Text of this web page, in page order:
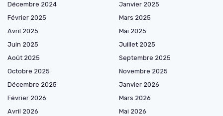
Décembre 2024
Janvier 2025
Février 2025
Mars 2025
Avril 2025
Mai 2025
Juin 2025
Juillet 2025
Août 2025
Septembre 2025
Octobre 2025
Novembre 2025
Décembre 2025
Janvier 2026
Février 2026
Mars 2026
Avril 2026
Mai 2026